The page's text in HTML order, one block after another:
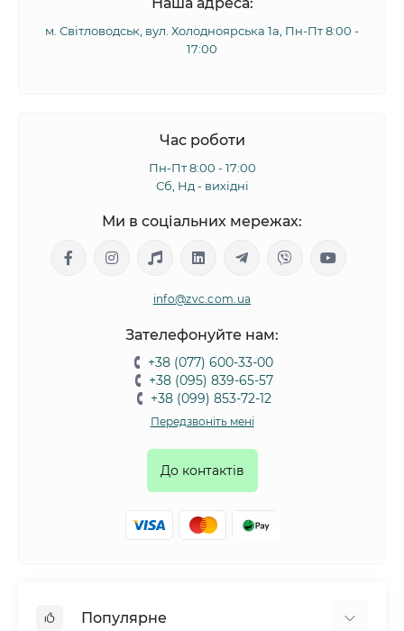
м. Світловодськ, вул. Холодноярська 1а, Пн-Пт 8:00 -
17:00
Час роботи
Пн-Пт 8:00 - 17:00
Сб, Нд - вихідні
Ми в соціальних мережах:
info@zvc.com.ua
Зателефонуйте нам:
+38 (077) 600-33-00
+38 (095) 839-65-57
+38 (099) 853-72-12
Передзвоніть мені
До контактів
Популярне